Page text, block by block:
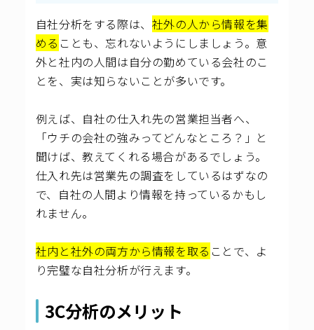
自社分析をする際は、 社外の人から情報を集
める ことも、忘れないようにしましょう。意
外と社内の人間は自分の勤めている会社のこ
とを、実は知らないことが多いです。
例えば、自社の仕入れ先の営業担当者へ、
「ウチの会社の強みってどんなところ？」と
聞けば、教えてくれる場合があるでしょう。
仕入れ先は営業先の調査をしているはずなの
で、自社の人間より情報を持っているかもし
れません。
社内と社外の両方から情報を取る ことで、よ
り完璧な自社分析が行えます。
3C分析のメリット